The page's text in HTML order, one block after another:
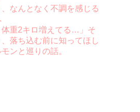
なんとなく不調を感じる
体重2キロ増えてる…」そ
、落ち込む前に知ってほし
ンと巡りの話。